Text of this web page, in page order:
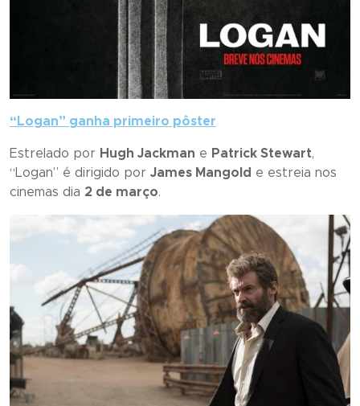
“ Logan” ganha primeiro pôster
Estrelado por Hugh Jackman e Patrick Stewart,
“Logan” é dirigido por James Mangold e estreia nos
cinemas dia 2 de março.